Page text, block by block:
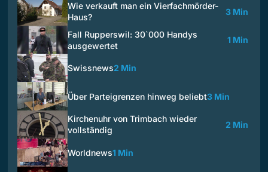
Wie verkauft man ein Vierfachmörder-
Haus?
3 Min
Fall Rupperswil: 30`000 Handys
ausgewertet
1 Min
Swissnews2 Min
Über Parteigrenzen hinweg beliebt3 Min
Kirchenuhr von Trimbach wieder
vollständig
2 Min
Worldnews1 Min